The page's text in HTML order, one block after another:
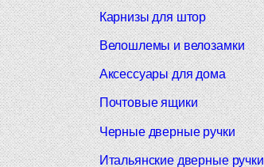
Карнизы для штор
Велошлемы и велозамки
Аксессуары для дома
Почтовые ящики
Черные дверные ручки
Итальянские дверные ручки